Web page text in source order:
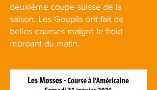
deuxième coupe suisse de la
saison. Les Goupils ont fait de
belles courses malgré le froid
mordant du matin.